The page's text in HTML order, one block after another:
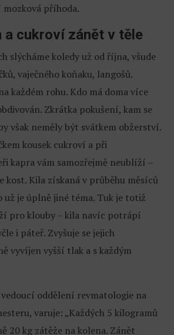
příhoda.
a cukroví zánět v těle
slýcháme koledy už od října, všude
vaječného koňaku, langošů.
každém rohu. Kdo má doma více
Zkrátka pokušení, kam se
však neměly být svátkem obžerství.
kousek cukroví a při
kapra vám samozřejmě neublíží –
kost. Kila získaná v průběhu měsíců
už je úplně jiné téma. Tuk je totiž
pro klouby – kila navíc potrápí
i páteř. Zvyšuje se jejich
vyvíjen vyšší tlak a s každým
oddělení revmatologie na
varuje: „Každých 5 kilogramů
20 kg zátěže na kolena. Zánět